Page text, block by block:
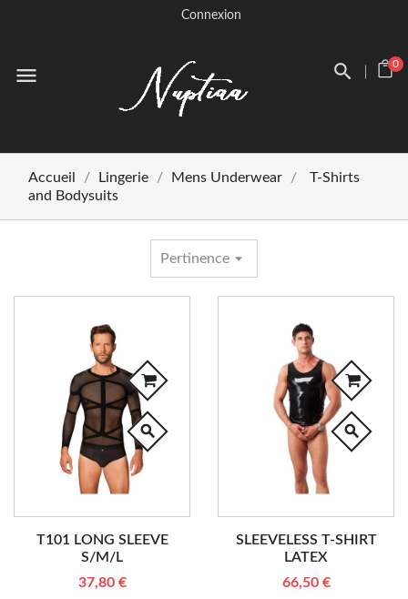
Connexion
menu 0
Accueil Lingerie Mens Underwear
T-Shirts
and Bodysuits
Pertinence arrow_drop_down
search
T101 LONG SLEEVE
S/M/L
37,80 €
search
SLEEVELESS T-SHIRT
LATEX
66,50 €